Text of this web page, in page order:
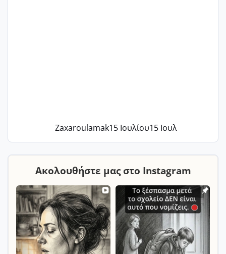
Zaxaroulamak15 Ιουλίου15 Ιουλ
Ακολουθήστε μας στο Instagram